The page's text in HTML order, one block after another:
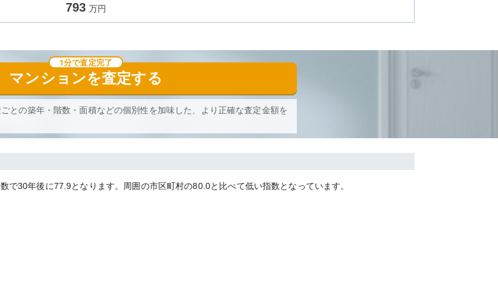
793 万円
マンションを査定する
1分で査定完了
との築年・階数・面積などの個別性を加味した、より正確な査定金額を
で30年後に77.9となります。 周囲の市区町村の80.0と比べて低い指数となっています。